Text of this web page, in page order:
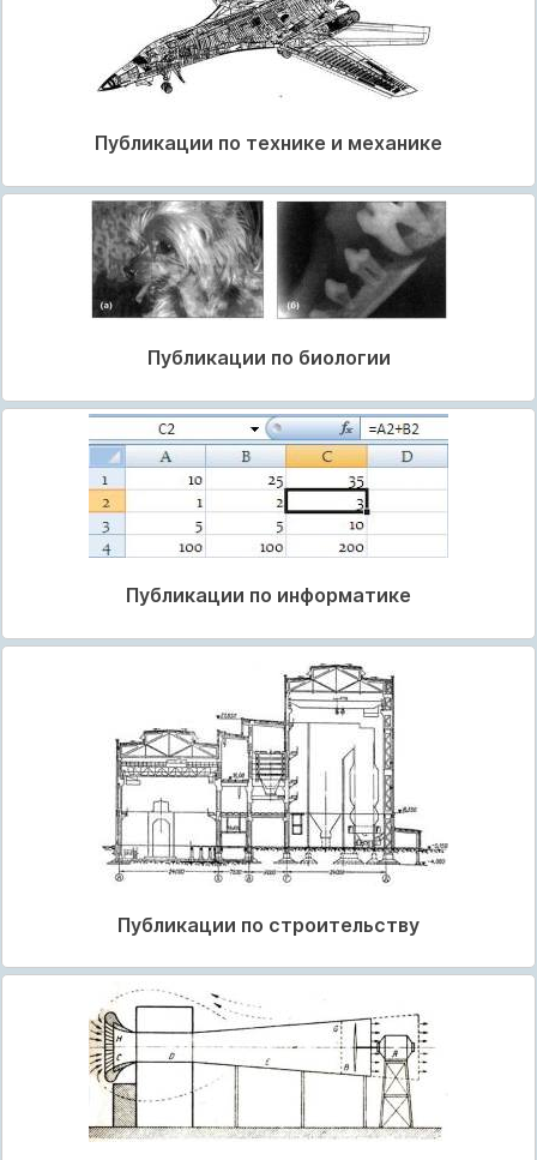
Публикации по технике и механике
Публикации по биологии
Публикации по информатике
Публикации по строительству